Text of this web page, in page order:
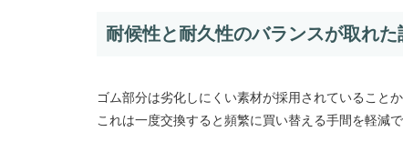
耐候性と耐久性のバランスが取れた
ゴム部分は劣化しにくい素材が採用されていること
これは一度交換すると頻繁に買い替える手間を軽減